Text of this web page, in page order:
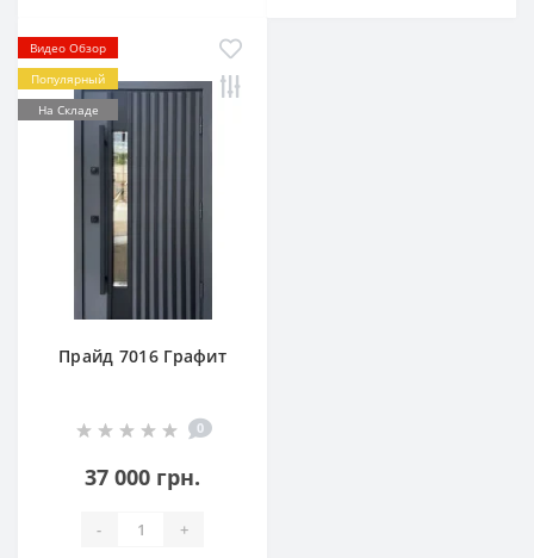
Видео Обзор
Популярный
На Складе
Прайд 7016 Графит
0
37 000 грн.
- +